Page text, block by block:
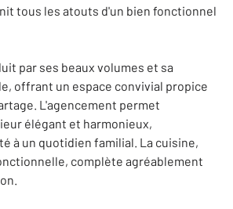
tous les atouts d'un bien fonctionnel
par ses beaux volumes et sa
offrant un espace convivial propice
L'agencement permet
élégant et harmonieux,
à un quotidien familial. La cuisine,
complète agréablement